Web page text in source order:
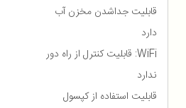
قابلیت جداشدن مخزن آب
دارد
WiFi: قابلیت کنترل از راه دور
ندارد
قابلیت استفاده از کپسول